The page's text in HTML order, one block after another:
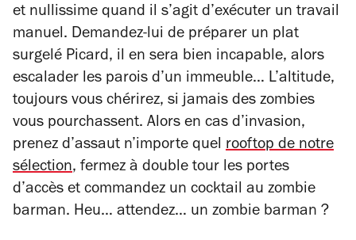
et nullissime quand il s’agit d’exécuter un travail
manuel. Demandez-lui de préparer un plat
surgelé Picard, il en sera bien incapable, alors
escalader les parois d’un immeuble… L’altitude,
toujours vous chérirez, si jamais des zombies
vous pourchassent. Alors en cas d’invasion,
prenez d’assaut n’importe quel rooftop de notre
sélection, fermez à double tour les portes
d’accès et commandez un cocktail au zombie
barman. Heu… attendez… un zombie barman ?